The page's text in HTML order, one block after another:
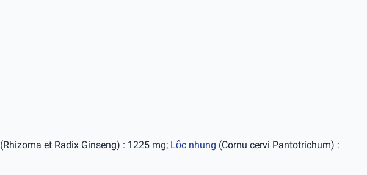
(Rhizoma et Radix Ginseng) : 1225 mg; Lộc nhung (Cornu cervi Pantotrichum) :